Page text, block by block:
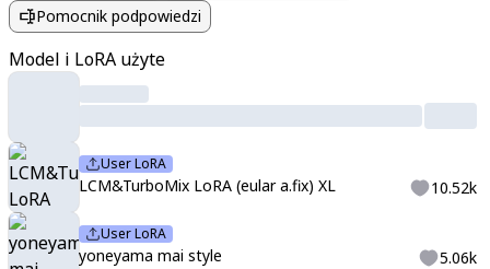
ent, refraction, dispersion ,
tter, light rays, masterpiece
ighres , score_9, score_8_up
aegyo_sal, detailed_eyes
Pomocnik podpowiedzi
Model i LoRA użyte
User LoRA
LCM&TurboMix LoRA (eular a.fix) XL 10.52k
User LoRA
yoneyama mai style 5.06k